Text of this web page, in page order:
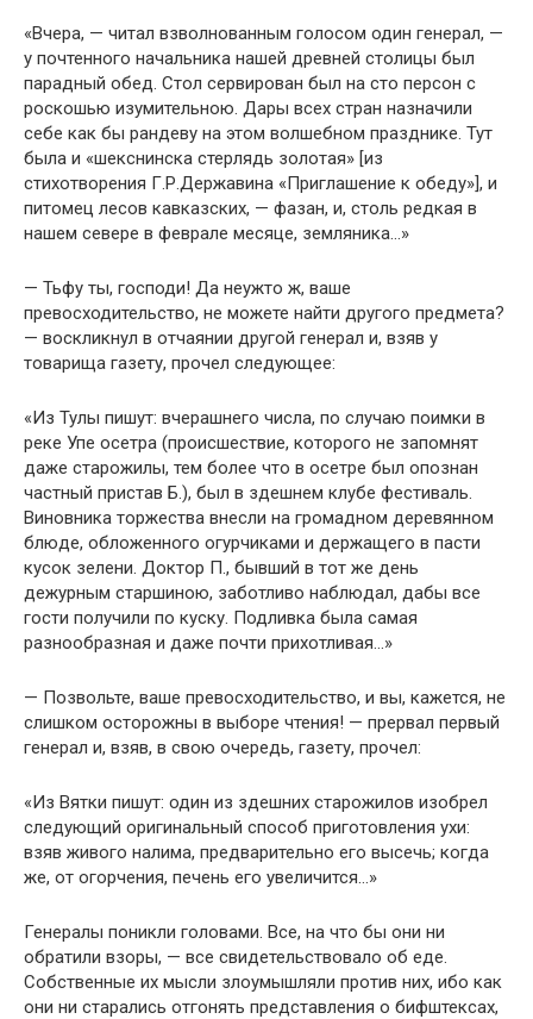
«Вчера, — читал взволнованным голосом один генерал, —
у почтенного начальника нашей древней столицы был
парадный обед. Стол сервирован был на сто персон с
роскошью изумительною. Дары всех стран назначили
себе как бы рандеву на этом волшебном празднике. Тут
была и «шекснинска стерлядь золотая» [из
стихотворения Г.Р.Державина «Приглашение к обеду»], и
питомец лесов кавказских, — фазан, и, столь редкая в
нашем севере в феврале месяце, земляника…»
— Тьфу ты, господи! Да неужто ж, ваше
превосходительство, не можете найти другого предмета?
— воскликнул в отчаянии другой генерал и, взяв у
товарища газету, прочел следующее:
«Из Тулы пишут: вчерашнего числа, по случаю поимки в
реке Упе осетра (происшествие, которого не запомнят
даже старожилы, тем более что в осетре был опознан
частный пристав Б.), был в здешнем клубе фестиваль.
Виновника торжества внесли на громадном деревянном
блюде, обложенного огурчиками и держащего в пасти
кусок зелени. Доктор П., бывший в тот же день
дежурным старшиною, заботливо наблюдал, дабы все
гости получили по куску. Подливка была самая
разнообразная и даже почти прихотливая…»
— Позвольте, ваше превосходительство, и вы, кажется, не
слишком осторожны в выборе чтения! — прервал первый
генерал и, взяв, в свою очередь, газету, прочел:
«Из Вятки пишут: один из здешних старожилов изобрел
следующий оригинальный способ приготовления ухи:
взяв живого налима, предварительно его высечь; когда
же, от огорчения, печень его увеличится…»
Генералы поникли головами. Все, на что бы они ни
обратили взоры, — все свидетельствовало об еде.
Собственные их мысли злоумышляли против них, ибо как
они ни старались отгонять представления о бифштексах,